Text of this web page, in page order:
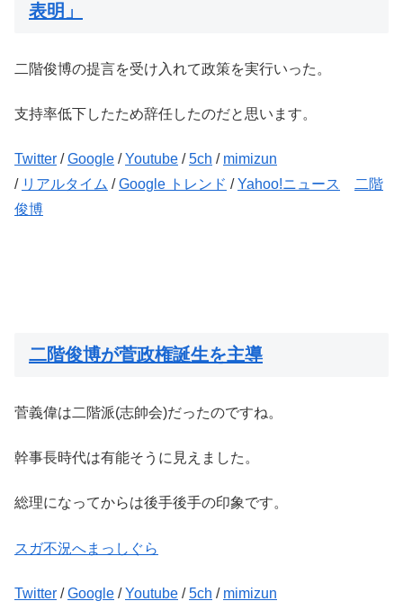
表明」
二階俊博の提言を受け入れて政策を実行いった。
支持率低下したため辞任したのだと思います。
Twitter /Google /Youtube /5ch / mimizun
/ リアルタイム /Google トレンド /Yahoo!ニュース
二階
俊博
二階俊博が菅政権誕生を主導
菅義偉は二階派(志帥会)だったのですね。
幹事長時代は有能そうに見えました。
総理になってからは後手後手の印象です。
スガ不況へまっしぐら
Twitter /Google /Youtube /5ch / mimizun